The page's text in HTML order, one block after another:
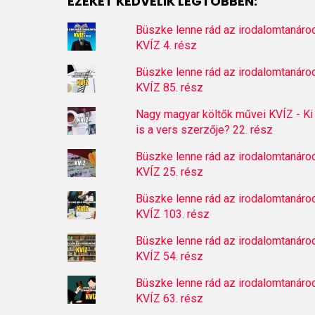
Büszke lenne rád az
KVÍZ 4. rész
Büszke lenne rád az
KVÍZ 85. rész
Nagy magyar költők művei KVÍZ - Ki
is a vers szerzője? 22. rész
Büszke lenne rád az
KVÍZ 25. rész
Büszke lenne rád az
KVÍZ 103. rész
Büszke lenne rád az
KVÍZ 54. rész
Büszke lenne rád az
KVÍZ 63. rész